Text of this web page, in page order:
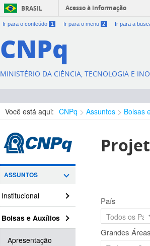
BRASIL Acesso à informação
Ir para o conteúdo 1 Ir para o menu 2 Ir para a
CNPq
MINISTÉRIO DA CIÊNCIA, TECNOLOGIA E
Você está aqui: CNPq Assuntos Bolsas
ASSUNTOS
Institucional
Bolsas e Auxílios
Apresentação
País
Grandes Áreas